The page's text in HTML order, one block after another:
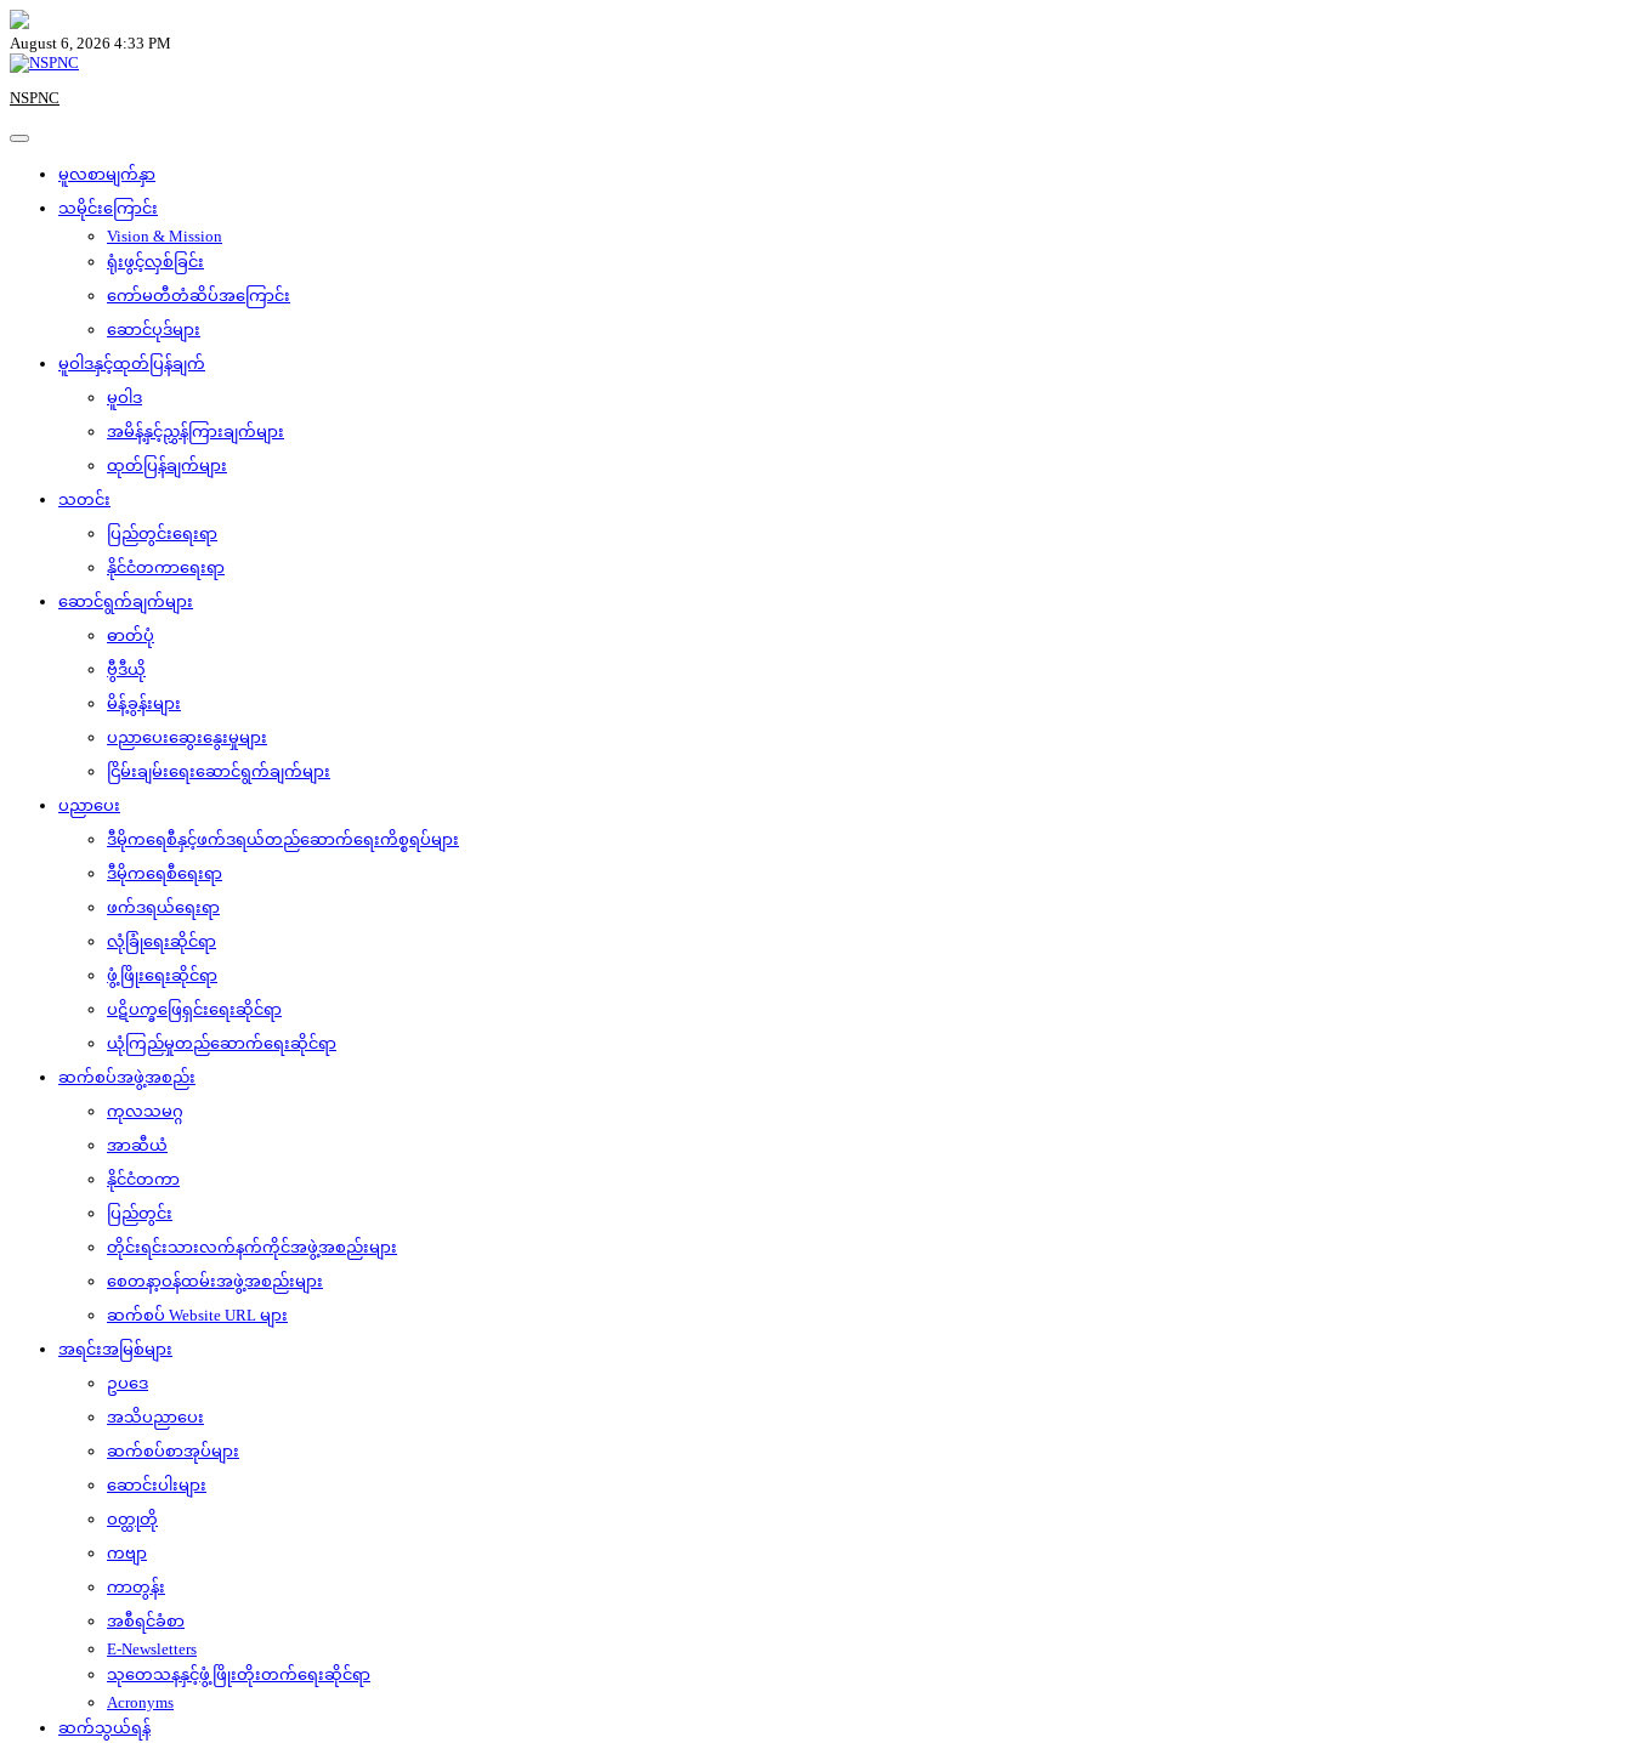
Skip
to
content
August 6, 2026 4:33 PM
NSPNC
မူလစာမျက်နှာ
သမိုင်းကြောင်း
Vision & Mission
ရုံးဖွင့်လှစ်ခြင်း
ကော်မတီတံဆိပ်အကြောင်း
ဆောင်ပုဒ်များ
မူဝါဒနှင့်ထုတ်ပြန်ချက်
မူဝါဒ
အမိန့်နှင့်ညွှန်ကြားချက်များ
ထုတ်ပြန်ချက်များ
သတင်း
ပြည်တွင်းရေးရာ
နိုင်ငံတကာရေးရာ
ဆောင်ရွက်ချက်များ
ဓာတ်ပုံ
ဗွီဒီယို
မိန့်ခွန်းများ
ပညာပေးဆွေးနွေးမှုများ
ငြိမ်းချမ်းရေးဆောင်ရွက်ချက်များ
ပညာပေး
ဒီမိုကရေစီနှင့်ဖက်ဒရယ်တည်ဆောက်‌ရေးကိစ္စရပ်များ
ဒီမိုကရေစီရေးရာ
ဖက်ဒရယ်ရေးရာ
လုံခြုံရေးဆိုင်ရာ
ဖွံ့ဖြိုးရေးဆိုင်ရာ
ပဋိပက္ခဖြေရှင်းရေးဆိုင်ရာ
ယုံကြည်မှုတည်ဆောက်ရေးဆိုင်ရာ
ဆက်စပ်အဖွဲ့အစည်း
ကုလသမဂ္ဂ
အာဆီယံ
နိုင်ငံတကာ
ပြည်တွင်း
တိုင်းရင်းသားလက်နက်ကိုင်အဖွဲ့အစည်းများ
စေတနာ့ဝန်ထမ်းအဖွဲ့အစည်းများ
ဆက်စပ် Website URL များ
အရင်းအမြစ်များ
ဥပဒေ
အသိပညာပေး
ဆက်စပ်စာအုပ်များ
ဆောင်းပါးများ
ဝတ္ထုတို
ကဗျာ
ကာတွန်း
အစီရင်ခံစာ
E-Newsletters
သုတေသနနှင့်ဖွံ့ဖြိုးတိုးတက်ရေးဆိုင်ရာ
Acronyms
ဆက်သွယ်ရန်